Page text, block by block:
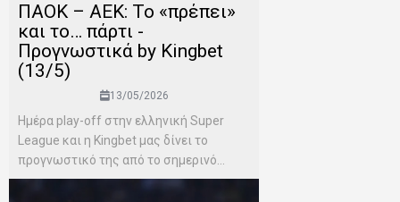
ΠΑΟΚ – ΑΕΚ: Το «πρέπει»
και το… πάρτι -
Προγνωστικά by Kingbet
(13/5)
13/05/2026
Ημέρα play-off στην ελληνική Super
League και η Kingbet μας δίνει το
προγνωστικό της από το σημερινό...